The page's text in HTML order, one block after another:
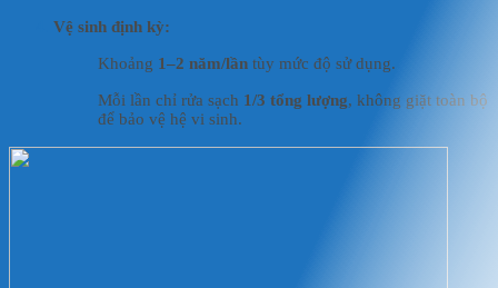
Vệ sinh định kỳ:
Khoảng 1–2 năm/lần tùy mức độ sử dụng.
Mỗi lần chỉ rửa sạch 1/3 tổng lượng, không giặt toàn bộ
để bảo vệ hệ vi sinh.